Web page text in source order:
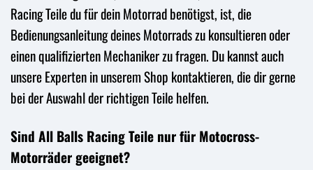
Racing Teile du für dein Motorrad benötigst, ist, die
Bedienungsanleitung deines Motorrads zu konsultieren oder
einen qualifizierten Mechaniker zu fragen. Du kannst auch
unsere Experten in unserem Shop kontaktieren, die dir gerne
bei der Auswahl der richtigen Teile helfen.
Sind All Balls Racing Teile nur für Motocross-
Motorräder geeignet?